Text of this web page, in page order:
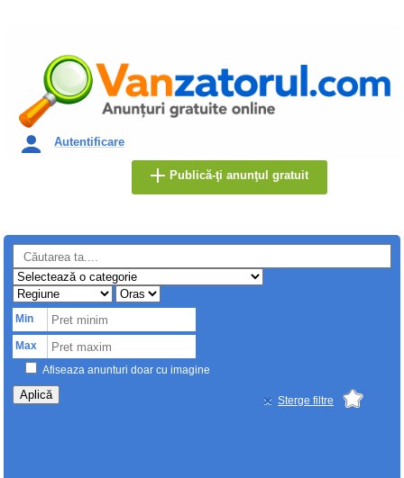
Autentificare
Publică-ţi anunţul gratuit
Min
Max
Afiseaza anunturi doar cu imagine
Aplică Sterge filtre